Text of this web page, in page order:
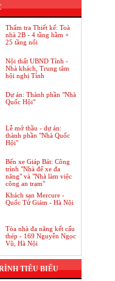
Thẩm tra Thiết kế: Toà
nhà 2B - 4 tầng hầm +
25 tầng nổi
Nội thất UBND Tỉnh -
Nhà khách, Trung tâm
hội nghị Tỉnh
Dự án: Thành phần "Nhà
Quốc Hội"
Lễ mở thầu - dự án:
thành phần "Nhà Quốc
Hội"
Bến xe Giáp Bát: Công
trình "Nhà để xe đa
năng" và "Nhà làm việc
công an trạm"
Khách sạn Mercure -
Quốc Tử Giám - Hà Nội
Tòa nhà đa năng kết cấu
thép - 169 Nguyễn Ngọc
Vũ, Hà Nội
TIÊU BIỂU
tâm thương mại Hồng
sạn, Căn hộ chung cư
cao cấp